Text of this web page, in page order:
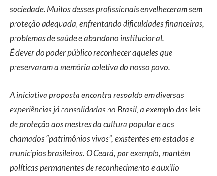
sociedade. Muitos desses profissionais envelheceram sem
proteção adequada, enfrentando dificuldades financeiras,
problemas de saúde e abandono institucional.
É dever do poder público reconhecer aqueles que
preservaram a memória coletiva do nosso povo.
A iniciativa proposta encontra respaldo em diversas
experiências já consolidadas no Brasil, a exemplo das leis
de proteção aos mestres da cultura popular e aos
chamados “patrimônios vivos”, existentes em estados e
municípios brasileiros. O Ceará, por exemplo, mantém
políticas permanentes de reconhecimento e auxílio